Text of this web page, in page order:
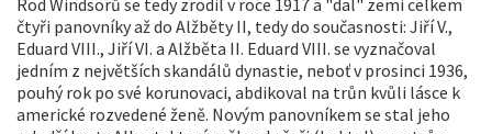
Rod Windsorů se tedy zrodil v roce 1917 a "dal" zemi celkem
čtyři panovníky až do Alžběty II, tedy do současnosti: Jiří V.,
Eduard VIII., Jiří VI. a Alžběta II. Eduard VIII. se vyznačoval
jedním z největších skandálů dynastie, neboť v prosinci 1936,
pouhý rok po své korunovaci, abdikoval na trůn kvůli lásce k
americké rozvedené ženě. Novým panovníkem se stal jeho